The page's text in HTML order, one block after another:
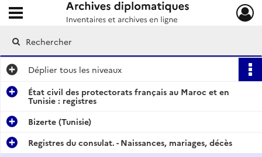
Archives diplomatiques
Ouvrir le menu déroulant
Déplier tous les niveaux
État civil des protectorats français au Maroc et en
Tunisie : registres
Bizerte (Tunisie)
Registres du consulat. - Naissances, mariages, décès